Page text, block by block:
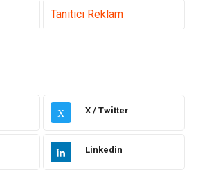
Tanıtıcı Reklam
Giyim
Makine
X X / Twitter
Linkedin